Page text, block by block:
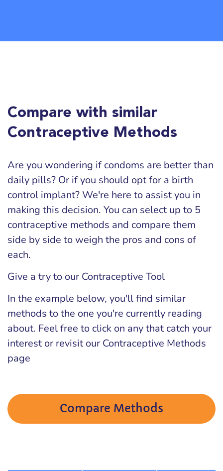
Compare with similar
Contraceptive Methods
Are you wondering if condoms are better than
daily pills? Or if you should opt for a birth
control implant? We're here to assist you in
making this decision. You can select up to 5
contraceptive methods and compare them
side by side to weigh the pros and cons of
each.
Give a try to our Contraceptive Tool
In the example below, you'll find similar
methods to the one you're currently reading
about. Feel free to click on any that catch your
interest or revisit our Contraceptive Methods
page
Compare Methods